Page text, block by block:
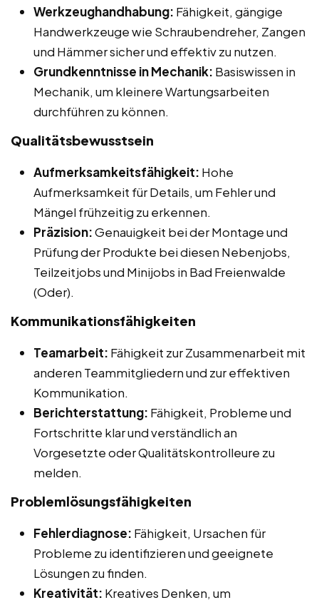
Werkzeughandhabung: Fähigkeit, gängige
Handwerkzeuge wie Schraubendreher, Zangen
und Hämmer sicher und effektiv zu nutzen.
Grundkenntnisse in Mechanik: Basiswissen in
Mechanik, um kleinere Wartungsarbeiten
durchführen zu können.
Qualitätsbewusstsein
Aufmerksamkeitsfähigkeit: Hohe
Aufmerksamkeit für Details, um Fehler und
Mängel frühzeitig zu erkennen.
Präzision:Genauigkeit bei der Montage und
Prüfung der Produkte bei diesen Nebenjobs,
Teilzeitjobs und Minijobs in Bad Freienwalde
(Oder).
Kommunikationsfähigkeiten
Teamarbeit: Fähigkeit zur Zusammenarbeit mit
anderen Teammitgliedern und zur effektiven
Kommunikation.
Berichterstattung: Fähigkeit, Probleme und
Fortschritte klar und verständlich an
Vorgesetzte oder Qualitätskontrolleure zu
melden.
Problemlösungsfähigkeiten
Fehlerdiagnose: Fähigkeit, Ursachen für
Probleme zu identifizieren und geeignete
Lösungen zu finden.
Kreativität: Kreatives Denken, um